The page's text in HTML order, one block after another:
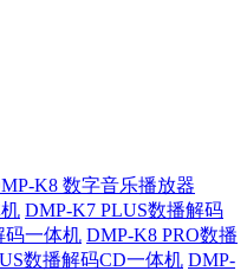
K8 数字音乐播放器
DMP-K7 PLUS数播解码
码一体机 DMP-K8 PRO数播
数播解码CD一体机 DMP-